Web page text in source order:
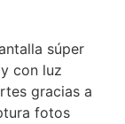
súper
con luz
gracias a
fotos